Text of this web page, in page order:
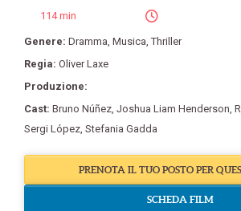
114 min
Genere: Dramma, Musica,Thriller
Regia: Oliver Laxe
Produzione:
Cast: Bruno Núñez, Joshua Liam Henderson,
Sergi López, Stefania Gadda
PRENOTA IL TUO POSTO PER
SCHEDA FILM